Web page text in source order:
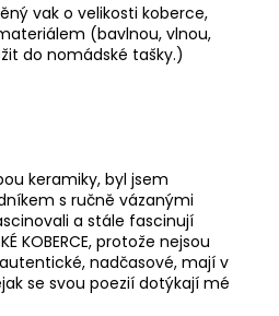
vak o velikosti koberce,
(bavlnou, vlnou,
do nomádské tašky.)
keramiky, byl jsem
s ručně vázanými
a stále fascinují
KOBERCE, protože nejsou
nadčasové, mají v
se svou poezií dotýkají mé